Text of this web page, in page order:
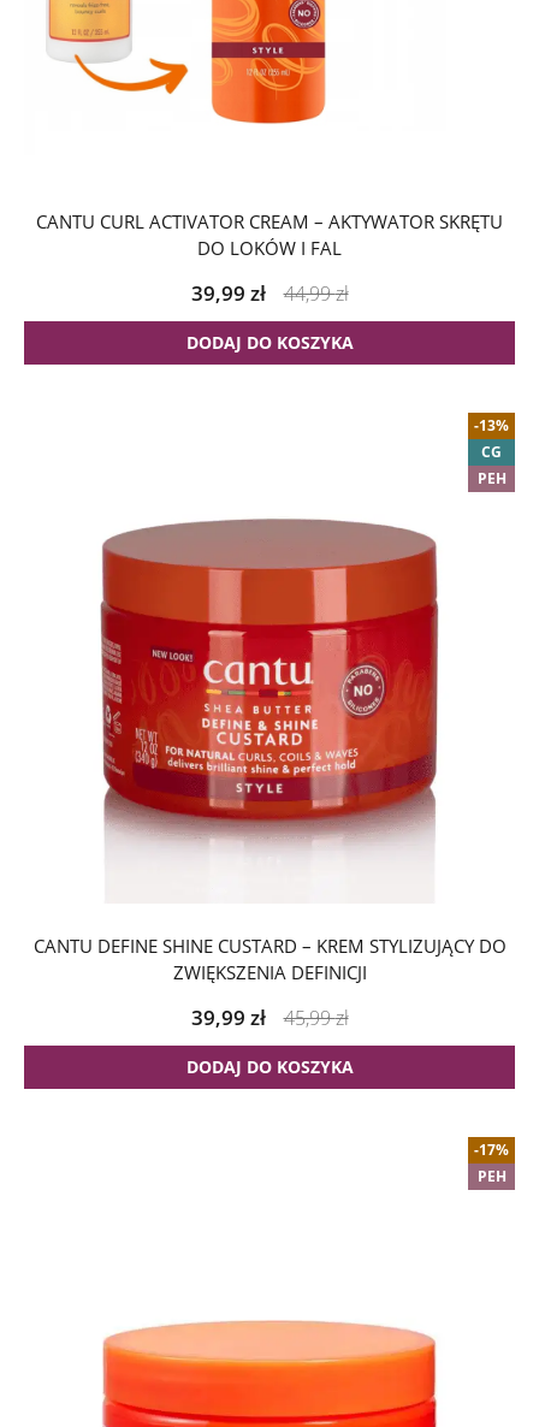
CANTU CURL ACTIVATOR CREAM – AKTYWATOR SKRĘTU
DO LOKÓW I FAL
39,99 zł 44,99zł
DODAJ DO KOSZYKA
-13%
CG
PEH
CANTU DEFINE SHINE CUSTARD – KREM STYLIZUJĄCY DO
ZWIĘKSZENIA DEFINICJI
39,99 zł 45,99zł
DODAJ DO KOSZYKA
-17%
PEH